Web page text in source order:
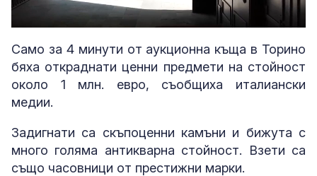
Loaded:
95.30%
Само за 4 минути от аукционна къща в Торино
бяха откраднати ценни предмети на стойност
около 1 млн. евро, съобщиха италиански
медии.
Задигнати са скъпоценни камъни и бижута с
много голяма антикварна стойност. Взети са
също часовници от престижни марки.